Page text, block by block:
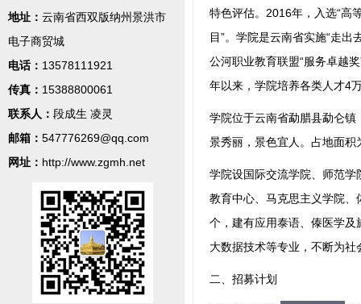
地址： 云南省西双版纳州景洪市
电子商贸城
电话： 13578111921
传真： 15388800061
联系人： 段成生 凌灵
邮箱： 547776269@qq.com
网址： http://www.zgmh.net
特色评估。2016年，入选“高
目”。学院是云南省实施“走
公河职业教育联盟“服务卓越
年以来，学院培养各类人才4
学院位于云南省勐腊县勐仑
景秀丽，景色宜人。占地面
学院设国际交流学院、师范
教育中心、马克思主义学院
个，建有应用泰语、傣医学及
大数据技术等专业，不断为
二、招募计划